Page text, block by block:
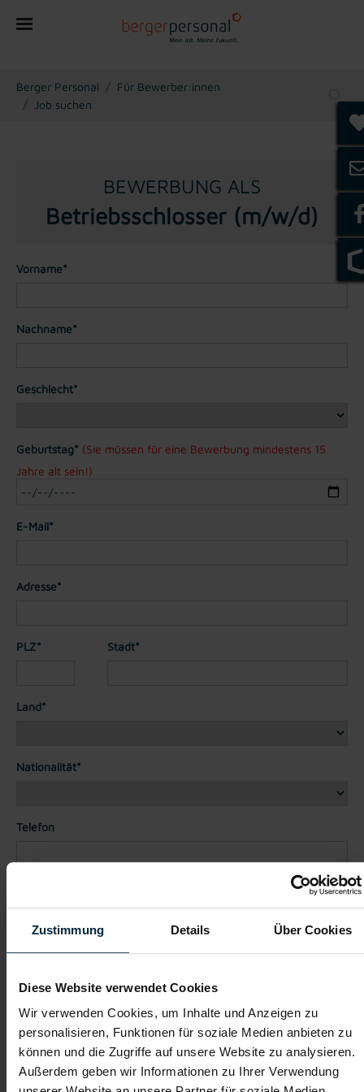
Zustimmung Details Über Cookies
Diese Website verwendet Cookies
Wir verwenden Cookies, um Inhalte und Anzeigen zu
personalisieren, Funktionen für soziale Medien anbieten zu
können und die Zugriffe auf unsere Website zu analysieren.
Außerdem geben wir Informationen zu Ihrer Verwendung
You are here:
Berger Personal
Für Bewerber:innen
Job suchen
BEWERBUNG ALS
Betriebsschlosser (m/w/d)
Vorname*
Nachname*
Geschlecht*
Geburtstag* (Sie müssen für eine Bewerbung mindestens 15
Jahre alt sein!)
E-Mail*
Adresse*
PLZ* Stadt*
Land*
Nationalität*
Telefon
Dateianhänge (max. 30MB gesamt - Bilder, Word oder PDF)
Lebenslauf
Empfehlungschreiben / Zeugnisse